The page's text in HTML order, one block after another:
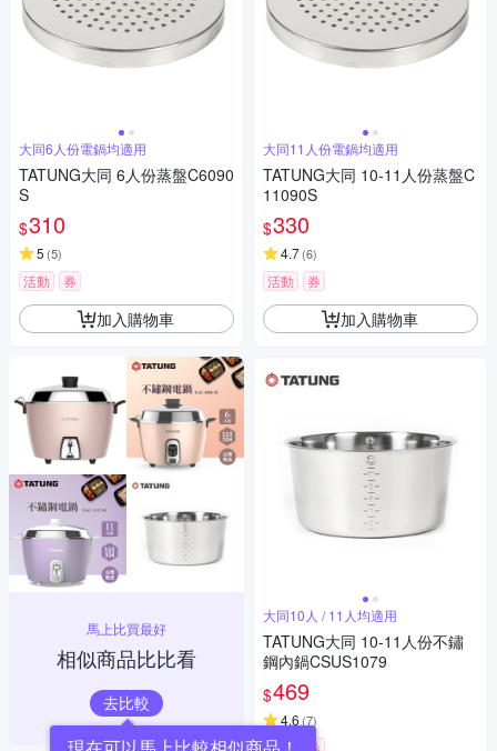
大同6人份電鍋均適用
TATUNG大同 6人份蒸盤C6090
S
$310
5 (5)
活動 券
加入購物車
馬上比買最好
相似商品比比看
去比較
大同11人份電鍋均適用
TATUNG大同 10-11人份蒸盤C
11090S
$330
4.7(6)
活動 券
加入購物車
大同10人 / 11人均適用
TATUNG大同 10-11人份不鏽
鋼內鍋CSUS1079
$469
4.6(7)